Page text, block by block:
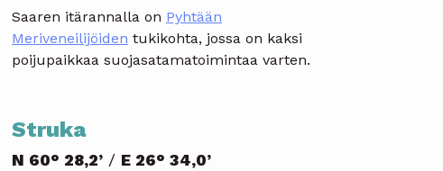
Saaren itärannalla on Pyhtään
Meriveneilijöiden tukikohta, jossa on kaksi
poijupaikkaa suojasatamatoimintaa varten.
Struka
N 60° 28,2’/ E 26° 34,0’